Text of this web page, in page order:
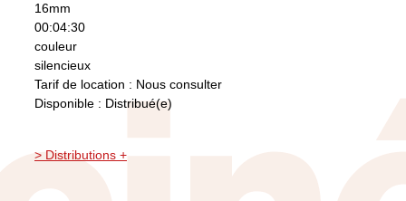
16mm
00:04:30
couleur
silencieux
Tarif de location : Nous consulter
Disponible : Distribué(e)
> Distributions +